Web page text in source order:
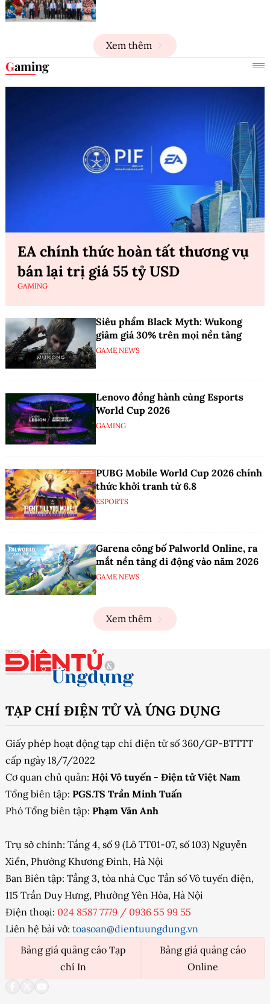
Xem thêm
Gaming
EA chính thức hoàn tất thương vụ
bán lại trị giá 55 tỷ USD
GAMING
Siêu phẩm Black Myth: Wukong
giảm giá 30% trên mọi nền tảng
GAME NEWS
Lenovo đồng hành cùng Esports
World Cup 2026
GAMING
PUBG Mobile World Cup 2026 chính
thức khởi tranh từ 6.8
ESPORTS
Garena công bố Palworld Online, ra
mắt nền tảng di động vào năm 2026
GAME NEWS
Xem thêm
TẠP CHÍ ĐIỆN TỬ VÀ ỨNG DỤNG
Giấy phép hoạt động tạp chí điện tử số 360/GP-BTTTT
cấp ngày 18/7/2022
Cơ quan chủ quản: Hội Vô tuyến - Điện tử Việt Nam
Tổng biên tập: PGS.TS Trần Minh Tuấn
Phó Tổng biên tập: Phạm Văn Anh
Trụ sở chính: Tầng 4, số 9 (Lô TT01-07, số 103) Nguyễn
Xiển, Phường Khương Đình, Hà Nội
Ban Biên tập: Tầng 3, tòa nhà Cục Tần số Vô tuyến điện,
115 Trần Duy Hưng, Phường Yên Hòa, Hà Nội
Điện thoại: 024 8587 7779 / 0936 55 99 55
Liên hệ bài vở: toasoan@dientuungdung.vn
Bảng giá quảng cáo Tạp
chí In
Bảng giá quảng cáo
Online